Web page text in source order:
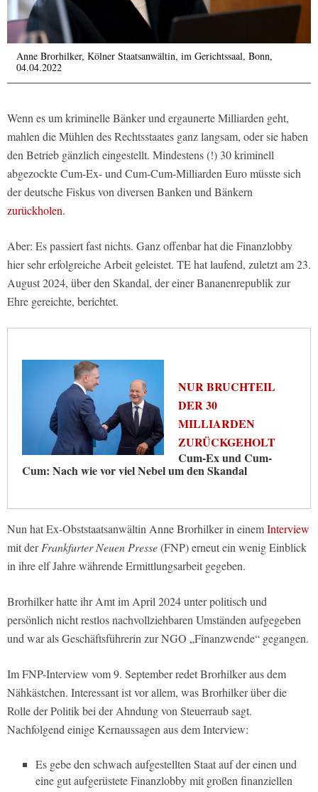
Anne Brorhilker, Kölner Staatsanwältin, im Gerichtssaal, Bonn,
04.04.2022
Wenn es um kriminelle Bänker und ergaunerte Milliarden geht,
mahlen die Mühlen des Rechtsstaates ganz langsam, oder sie haben
den Betrieb gänzlich eingestellt. Mindestens (!) 30 kriminell
abgezockte Cum-Ex- und Cum-Cum-Milliarden Euro müsste sich
der deutsche Fiskus von diversen Banken und Bänkern
zurückholen.
Aber: Es passiert fast nichts. Ganz offenbar hat die Finanzlobby
hier sehr erfolgreiche Arbeit geleistet. TE hat laufend, zuletzt am 23.
August 2024, über den Skandal, der einer Bananenrepublik zur
Ehre gereichte, berichtet.
NUR BRUCHTEIL
DER 30
MILLIARDEN
ZURÜCKGEHOLT
Cum-Ex und Cum-
Cum: Nach wie vor viel Nebel um den Skandal
Nun hat Ex-Obststaatsanwältin Anne Brorhilker in einemInterview
mit derFrankfurter Neuen Presse(FNP) erneut ein wenig Einblick
in ihre elf Jahre währende Ermittlungsarbeit gegeben.
Brorhilker hatte ihr Amt im April 2024 unter politisch und
persönlich nicht restlos nachvollziehbaren Umständen aufgegeben
und war als Geschäftsführerin zur NGO „Finanzwende“ gegangen.
Im FNP-Interview vom 9. September redet Brorhilker aus dem
Nähkästchen. Interessant ist vor allem, was Brorhilker über die
Rolle der Politik bei der Ahndung von Steuerraub sagt.
Nachfolgend einige Kernaussagen aus dem Interview:
Es gebe den schwach aufgestellten Staat auf der einen und
eine gut aufgerüstete Finanzlobby mit großen finanziellen